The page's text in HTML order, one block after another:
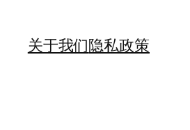
关于我们隐私政策